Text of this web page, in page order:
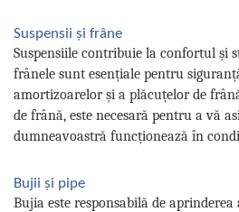
Suspensii și frâne
Suspensiile contribuie la confortul și
frânele sunt esențiale pentru
amortizoarelor și a plăcuțelor de
de frână, este necesară pentru a vă
dumneavoastră funcționează în
Bujii și pipe
Bujia este responsabilă de aprinderea